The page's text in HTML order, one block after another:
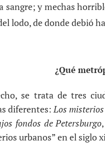
sangre; y mechas
lodo, de donde debió
¿Qué
se trata de tres
diferentes:Los
fondos de Petersburgo
urbanos” en el siglo